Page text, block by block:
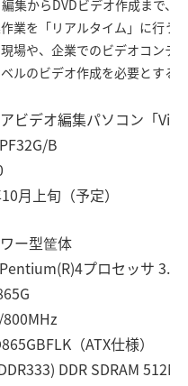
集からDVDビデオ作成まで、
業を「リアルタイム」に行う
場や、企業でのビデオコンテ
ルのビデオ作成を必要とする
オ編集パソコン「
B
上旬（予定）
型筐体
プロセッサ
（ATX仕様）
DDR SDRAM 512MB